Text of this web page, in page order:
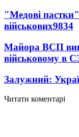
"Медові
військових9834
Майора ВСП
військовому в
Залужний:
Читати коментарі